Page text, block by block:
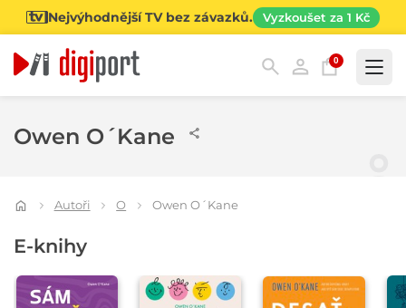
Nejvýhodnější TV bez závazků. Vyzkoušet za 1 Kč
0
Owen O´Kane
Autoři O Owen O´Kane
E-knihy